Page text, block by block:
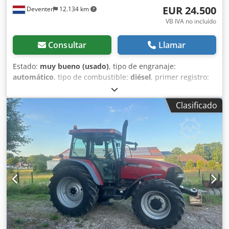
Deventer 12.134 km EUR 24.500
VB IVA no incluído
Consultar Llamar
Estado: muy bueno (usado), tipo de engranaje:
automático, tipo de combustible: diésel, primer registro:
, Año de fabricación:2016
funcionamiento:2.058 h, Equipamiento:cabina, =
Opciones y accesorios adicionales = - Cabina cerrada -
Radio/reproductor de CD = Notas = Pala cargadora CASE
21F XT, fabricada en 2016, con solo 2.058 horas de
funcionamiento. Esta pala cargadora compacta y potente
es de origen alemán y se encuentra en excelentes
condiciones, bien mantenida. La máquina está lista para
su uso inmediato y es ideal para trabajos de excavación,
agricultura, reciclaje, trabajos de pavimentación y en
explotaciones agrícolas. La máquina está equipada con un
acoplamiento rápido hidráulico y una función hidráulica
adicional en la parte delantera. Esto permite utilizar
Clasificado